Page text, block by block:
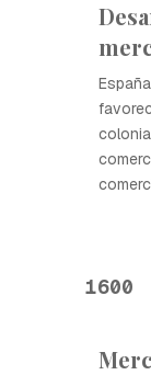
1600